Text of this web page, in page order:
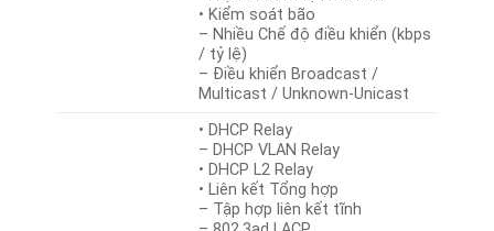
• Kiểm soát bão
– Nhiều Chế độ điều khiển (kbps
/ tỷ lệ)
– Điều khiển Broadcast /
Multicast / Unknown-Unicast
• DHCP Relay
– DHCP VLAN Relay
• DHCP L2 Relay
• Liên kết Tổng hợp
– Tập hợp liên kết tĩnh